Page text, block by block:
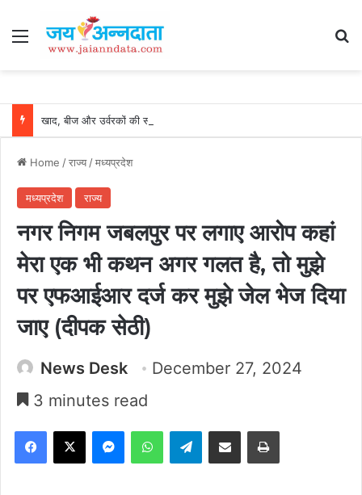
Menu
Home /राज्य/मध्यप्रदेश
मध्यप्रदेश राज्य
नगर निगम जबलपुर पर लगाए आरोप कहां
मेरा एक भी कथन अगर गलत है, तो मुझे
पर एफआईआर दर्ज कर मुझे जेल भेज दिया
जाए (दीपक सेठी)
News Desk
December 27, 2024
3 minutes read
Facebook
X MessengerWhatsAppTelegramShare via Email Print